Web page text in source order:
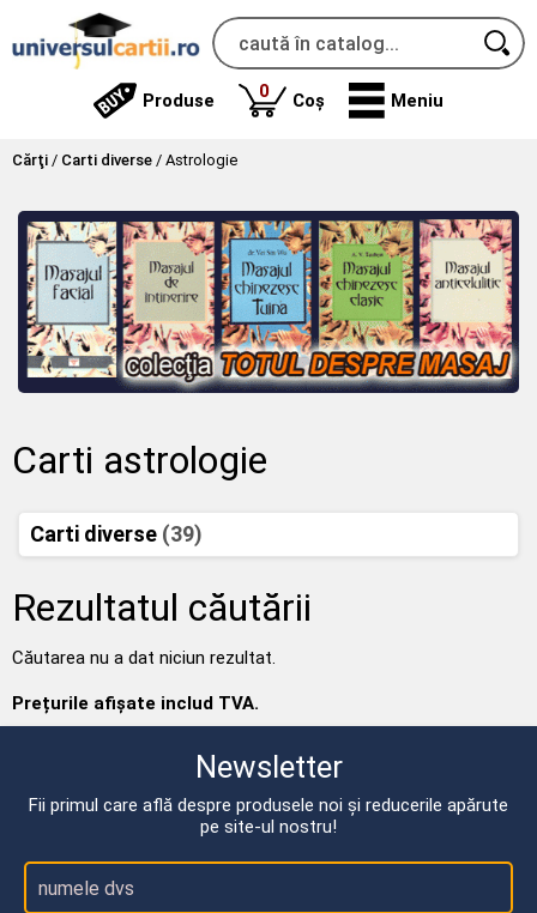
Produse 0produse
Coș Meniu
Cărţi / Carti diverse / Astrologie
Carti astrologie
Carti diverse (39)
Rezultatul căutării
Căutarea nu a dat niciun rezultat.
Prețurile afișate includ TVA.
Newsletter
Fii primul care află despre produsele noi și reducerile apărute
pe site-ul nostru!